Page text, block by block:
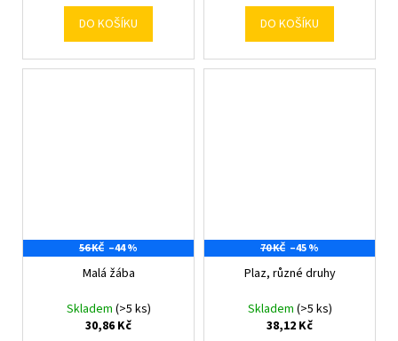
DO KOŠÍKU DO KOŠÍKU
56 KČ –44 %
Malá žába
Skladem (>5 ks)
30,86 Kč
70 KČ –45 %
Plaz, různé druhy
Skladem (>5 ks)
38,12 Kč